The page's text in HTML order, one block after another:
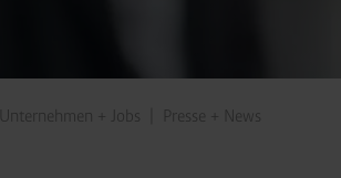
Unternehmen + Jobs Presse + News